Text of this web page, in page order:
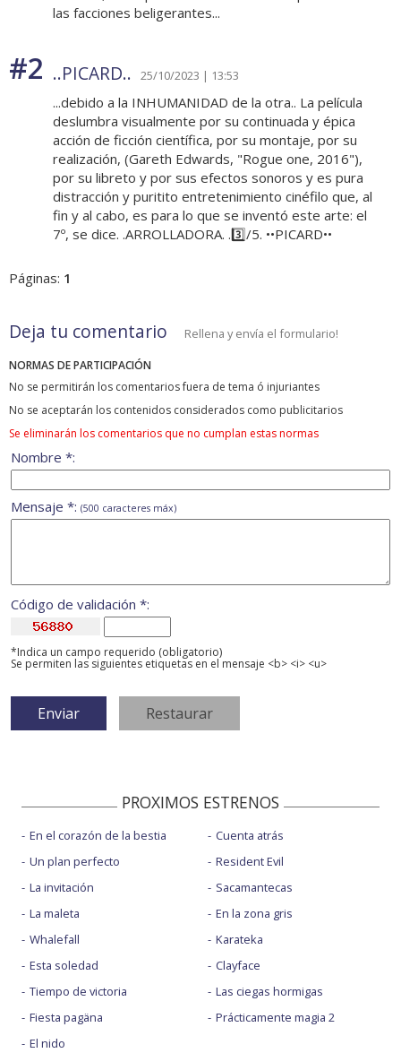
las facciones beligerantes...
#2 ..PICARD.. 25/10/2023 | 13:53
...debido a la INHUMANIDAD de la otra.. La película
deslumbra visualmente por su continuada y épica
acción de ficción científica, por su montaje, por su
realización, (Gareth Edwards, "Rogue one, 2016"),
por su libreto y por sus efectos sonoros y es pura
distracción y puritito entretenimiento cinéfilo que, al
fin y al cabo, es para lo que se inventó este arte: el
7º, se dice. .ARROLLADORA. .3️⃣/5. ••PICARD••
Páginas: 1
Deja tu comentario Rellena y envía el formulario!
NORMAS DE PARTICIPACIÓN
No se permitirán los comentarios fuera de tema ó injuriantes
No se aceptarán los contenidos considerados como publicitarios
Se eliminarán los comentarios que no cumplan estas normas
Nombre *:
Mensaje *: (500 caracteres máx)
Código de validación *:
*Indica un campo requerido (obligatorio)
Se permiten las siguientes etiquetas en el mensaje <b> <i> <u>
PROXIMOS ESTRENOS
En el corazón de la bestia
Un plan perfecto
La invitación
La maleta
Whalefall
Esta soledad
Tiempo de victoria
Fiesta pagäna
El nido
Cuenta atrás
Resident Evil
Sacamantecas
En la zona gris
Karateka
Clayface
Las ciegas hormigas
Prácticamente magia 2